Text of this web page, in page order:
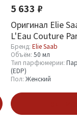
5 633 ₽
Оригинал Elie
L'Eau Couture
Бренд: Elie Saab
Объём: 50 мл
Тип парфюмерии:
(EDP)
Пол: Женский